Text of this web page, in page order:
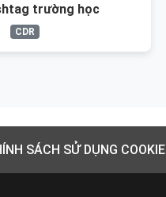
trường học
CDR
SÁCH SỬ DỤNG COOKIE